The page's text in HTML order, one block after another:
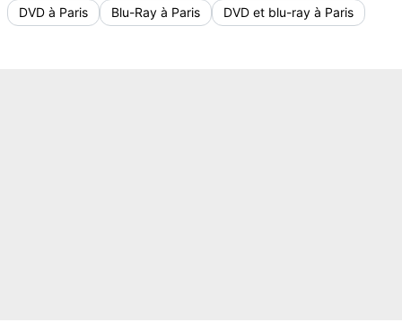
DVD à Paris Blu-Ray à Paris DVD et blu-ray à Paris